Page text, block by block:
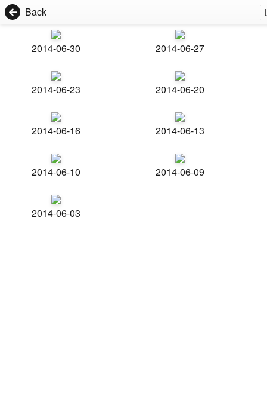
Back
2014-06-30 2014-06-27
2014-06-23 2014-06-20
2014-06-16 2014-06-13
2014-06-10 2014-06-09
2014-06-03